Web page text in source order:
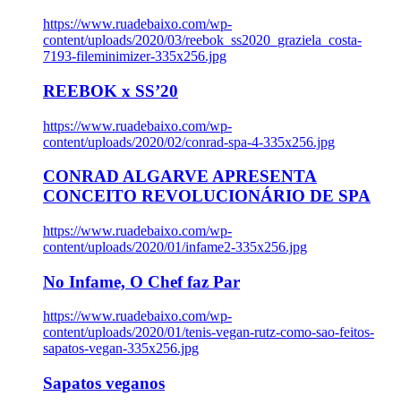
https://www.ruadebaixo.com/wp-
content/uploads/2020/03/reebok_ss2020_graziela_costa-
7193-fileminimizer-335x256.jpg
REEBOK x SS’20
https://www.ruadebaixo.com/wp-
content/uploads/2020/02/conrad-spa-4-335x256.jpg
CONRAD ALGARVE APRESENTA
CONCEITO REVOLUCIONÁRIO DE SPA
https://www.ruadebaixo.com/wp-
content/uploads/2020/01/infame2-335x256.jpg
No Infame, O Chef faz Par
https://www.ruadebaixo.com/wp-
content/uploads/2020/01/tenis-vegan-rutz-como-sao-feitos-
sapatos-vegan-335x256.jpg
Sapatos veganos